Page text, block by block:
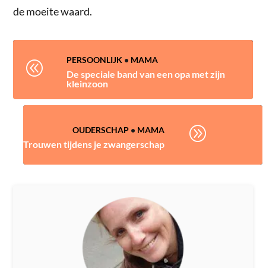
de moeite waard.
@ PERSOONLIJK • MAMA
De speciale band van een opa met zijn
kleinzoon
OUDERSCHAP• MAMA
Trouwen tijdens je zwangerschap
A